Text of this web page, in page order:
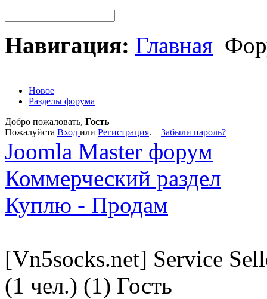
Навигация: Главная
Новое
Разделы форума
Добро пожаловать, Гость
Пожалуйста Вход или Регистрация. Забыли пароль?
Joomla Master форум
Коммерческий раздел
Куплю - Продам
[Vn5socks.net] Service
(1 чел.) (1) Гость